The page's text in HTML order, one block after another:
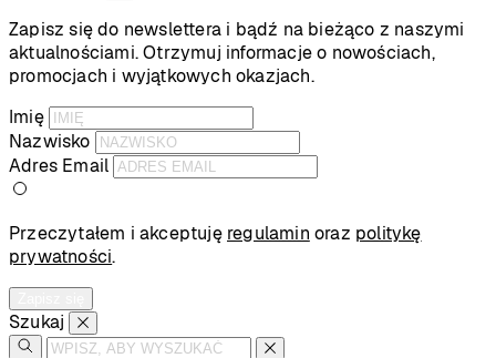
Zapisz się do newslettera i bądź na bieżąco z naszymi
aktualnościami. Otrzymuj informacje o nowościach,
promocjach i wyjątkowych okazjach.
Imię
Nazwisko
Adres Email
Przeczytałem i akceptuję regulamin oraz politykę
prywatności.
Szukaj